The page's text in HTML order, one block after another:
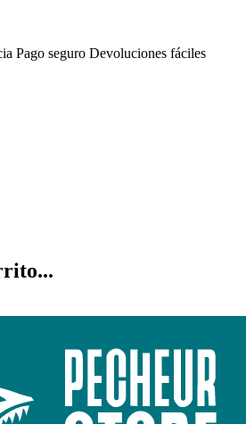
Pago seguro Devoluciones fáciles